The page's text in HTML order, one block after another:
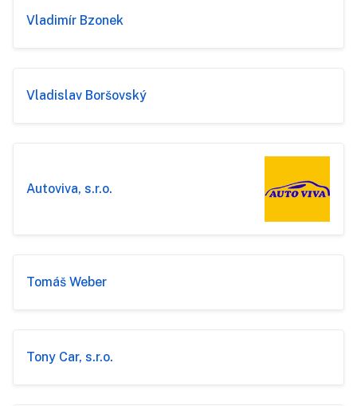
Vladimír Bzonek
Vladislav Boršovský
Autoviva, s.r.o.
Tomáš Weber
Tony Car, s.r.o.